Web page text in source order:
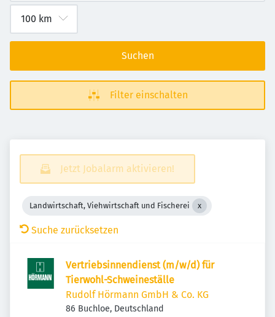
Suchen
Filter einschalten
Jetzt Jobalarm aktivieren!
Landwirtschaft, Viehwirtschaft und Fischerei
Suche zurücksetzen
Vertriebsinnendienst (m/w/d) für
Tierwohl-Schweineställe
Rudolf Hörmann GmbH & Co. KG
86 Buchloe, Deutschland